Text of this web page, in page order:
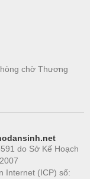
chờ Thương
do Sở Kế Hoạch
Internet (ICP) số: